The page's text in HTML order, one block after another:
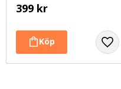
399 kr